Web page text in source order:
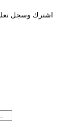
اشترك وسجل